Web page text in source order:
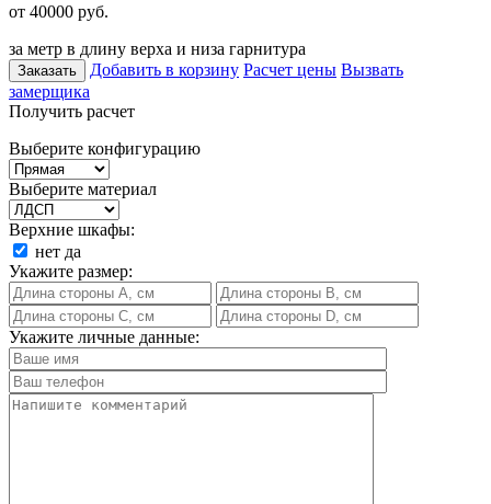
от 40000 руб.
за метр в длину верха и низа гарнитура
Заказать Добавить в корзину Расчет цены Вызвать
замерщика
Получить расчет
Выберите конфигурацию
Выберите материал
Верхние шкафы:
нет да
Укажите размер:
Укажите личные данные: